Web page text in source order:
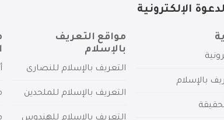
الإلكترونية
بالإسلام
مواقع التعريف
بالإسلام
التعريف بالإسلام للنصارى
التعريف بالإسلام للملحدين